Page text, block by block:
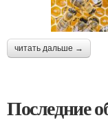
читать дальше →
Последние